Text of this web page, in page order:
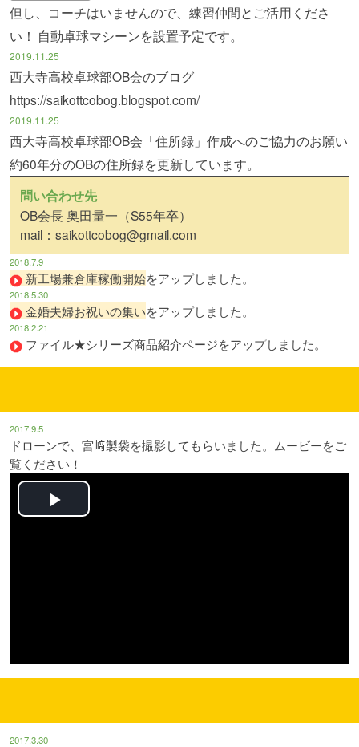
但し、コーチはいませんので、練習仲間とご活用くださ
い！ 自動卓球マシーンを設置予定です。
2019.11.25
西大寺高校卓球部OB会のブログ
https://saikottcobog.blogspot.com/
2019.11.25
西大寺高校卓球部OB会「住所録」作成へのご協力のお願い
約60年分のOBの住所録を更新しています。
問い合わせ先
OB会長 奥田量一（S55年卒）
mail：saikottcobog@gmail.com
2018.7.9
新工場兼倉庫稼働開始をアップしました。
2018.5.30
金婚夫婦お祝いの集いをアップしました。
2018.2.21
ファイル★シリーズ商品紹介ページをアップしました。
2017.9.5
ドローンで、宮﨑製袋を撮影してもらいました。ムービーをご
覧ください！
Play
2017.3.30